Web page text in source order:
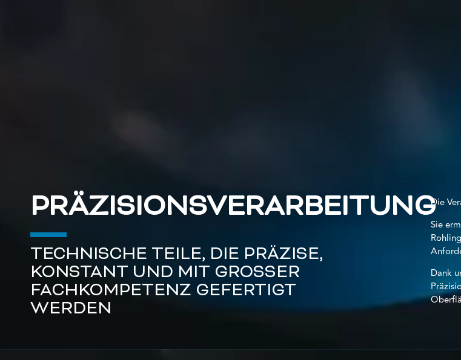
PRÄZISIONSVERARBEITUNG
TECHNISCHE TEILE, DIE PRÄZISE,
KONSTANT UND MIT GROSSER
FACHKOMPETENZ GEFERTIGT
WERDEN
Die
Sie
Dank